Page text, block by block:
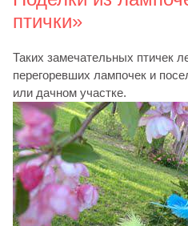
птички»
Таких замечательных птичек
перегоревших лампочек и
или дачном участке.